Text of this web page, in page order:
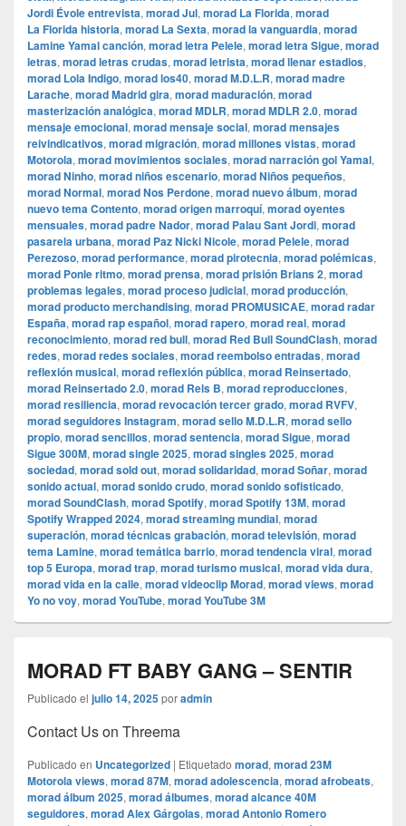
Jordi Évole entrevista, morad Jul, morad La Florida, morad
La Florida historia, morad La Sexta, morad la vanguardia, morad
Lamine Yamal canción, morad letra Pelele, morad letra Sigue, morad
letras, morad letras crudas, morad letrista, morad llenar estadios,
morad Lola Indigo, morad los40, morad M.D.L.R, morad madre
Larache, morad Madrid gira, morad maduración, morad
masterización analógica, morad MDLR, morad MDLR 2.0, morad
mensaje emocional, morad mensaje social, morad mensajes
reivindicativos, morad migración, morad millones vistas, morad
Motorola, morad movimientos sociales, morad narración gol Yamal,
morad Ninho, morad niños escenario, morad Niños pequeños,
morad Normal, morad Nos Perdone, morad nuevo álbum, morad
nuevo tema Contento, morad origen marroquí, morad oyentes
mensuales, morad padre Nador, morad Palau Sant Jordi, morad
pasarela urbana, morad Paz Nicki Nicole, morad Pelele, morad
Perezoso, morad performance, morad pirotecnia, morad polémicas,
morad Ponle ritmo, morad prensa, morad prisión Brians 2, morad
problemas legales, morad proceso judicial, morad producción,
morad producto merchandising, morad PROMUSICAE, morad radar
España, morad rap español, morad rapero, morad real, morad
reconocimiento, morad red bull, morad Red Bull SoundClash, morad
redes, morad redes sociales, morad reembolso entradas, morad
reflexión musical, morad reflexión pública, morad Reinsertado,
morad Reinsertado 2.0, morad Rels B, morad reproducciones,
morad resiliencia, morad revocación tercer grado, morad RVFV,
morad seguidores Instagram, morad sello M.D.L.R, morad sello
propio, morad sencillos, morad sentencia, morad Sigue, morad
Sigue 300M, morad single 2025, morad singles 2025, morad
sociedad, morad sold out, morad solidaridad, morad Soñar, morad
sonido actual, morad sonido crudo, morad sonido sofisticado,
morad SoundClash, morad Spotify, morad Spotify 13M, morad
Spotify Wrapped 2024, morad streaming mundial, morad
superación, morad técnicas grabación, morad televisión, morad
tema Lamine, morad temática barrio, morad tendencia viral, morad
top 5 Europa, morad trap, morad turismo musical, morad vida dura,
morad vida en la calle, morad videocli‏p Morad, morad views, morad
Yo no voy, morad YouTube, morad YouTube 3M
MORAD FT BABY GANG – SENTIR
Publicado el julio 14, 2025poradmin
Contact Us on Threema
Publicado en Uncategorized | Etiquetado morad, morad 23M
Motorola views, morad 87M, morad adolescencia, morad afrobeats,
morad álbum 2025, morad álbumes, morad alcance 40M
seguidores, morad Alex Gárgolas, morad Antonio Romero